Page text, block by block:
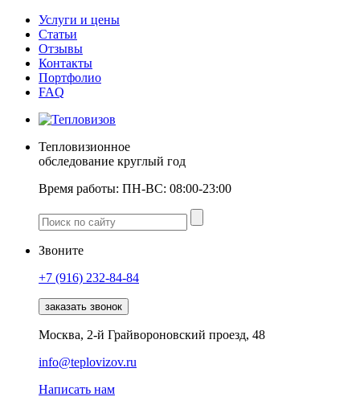
Услуги и цены
Статьи
Отзывы
Контакты
Портфолио
FAQ
Тепловизионное
обследование круглый год
Время работы: ПН-ВС: 08:00-23:00
Звоните
+7 (916) 232-84-84
заказать звонок
Москва, 2-й Грайвороновский проезд, 48
info@teplovizov.ru
Написать нам